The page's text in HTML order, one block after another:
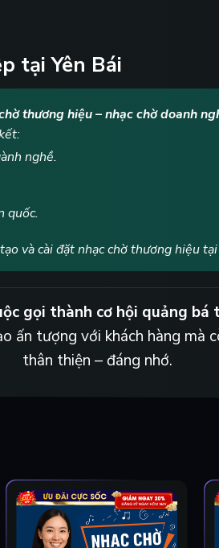
tại Yên Bái
thương hiệu – nhạc chờ doanh
nghề.
quốc.
và cài đặt nhạc chờ thương hiệu
gọi thành cơ hội quảng bá
ấn tượng với khách hàng mà
thân thiện – đáng nhớ.